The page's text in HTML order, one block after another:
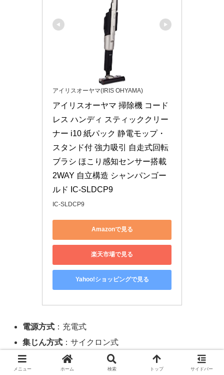
アイリスオーヤマ(IRIS OHYAMA)
アイリスオーヤマ 掃除機 コード
レス ハンディ スティッククリー
ナー i10 紙パック 静電モップ・
スタンド付 強力吸引 自走式回転
ブラシ ほこり感知センサー搭載
2WAY 自立構造 シャンパンゴー
ルド IC-SLDCP9
IC-SLDCP9
Amazonで見る
楽天市場で見る
Yahoo!ショッピングで見る
電源方式 ：充電式
集じん方式 ：サイクロン式
特徴
：静電モップ付き・2WAY（ハンディ＆スティッ
ク）
メニュー ホーム 検索 トップ サイドバー